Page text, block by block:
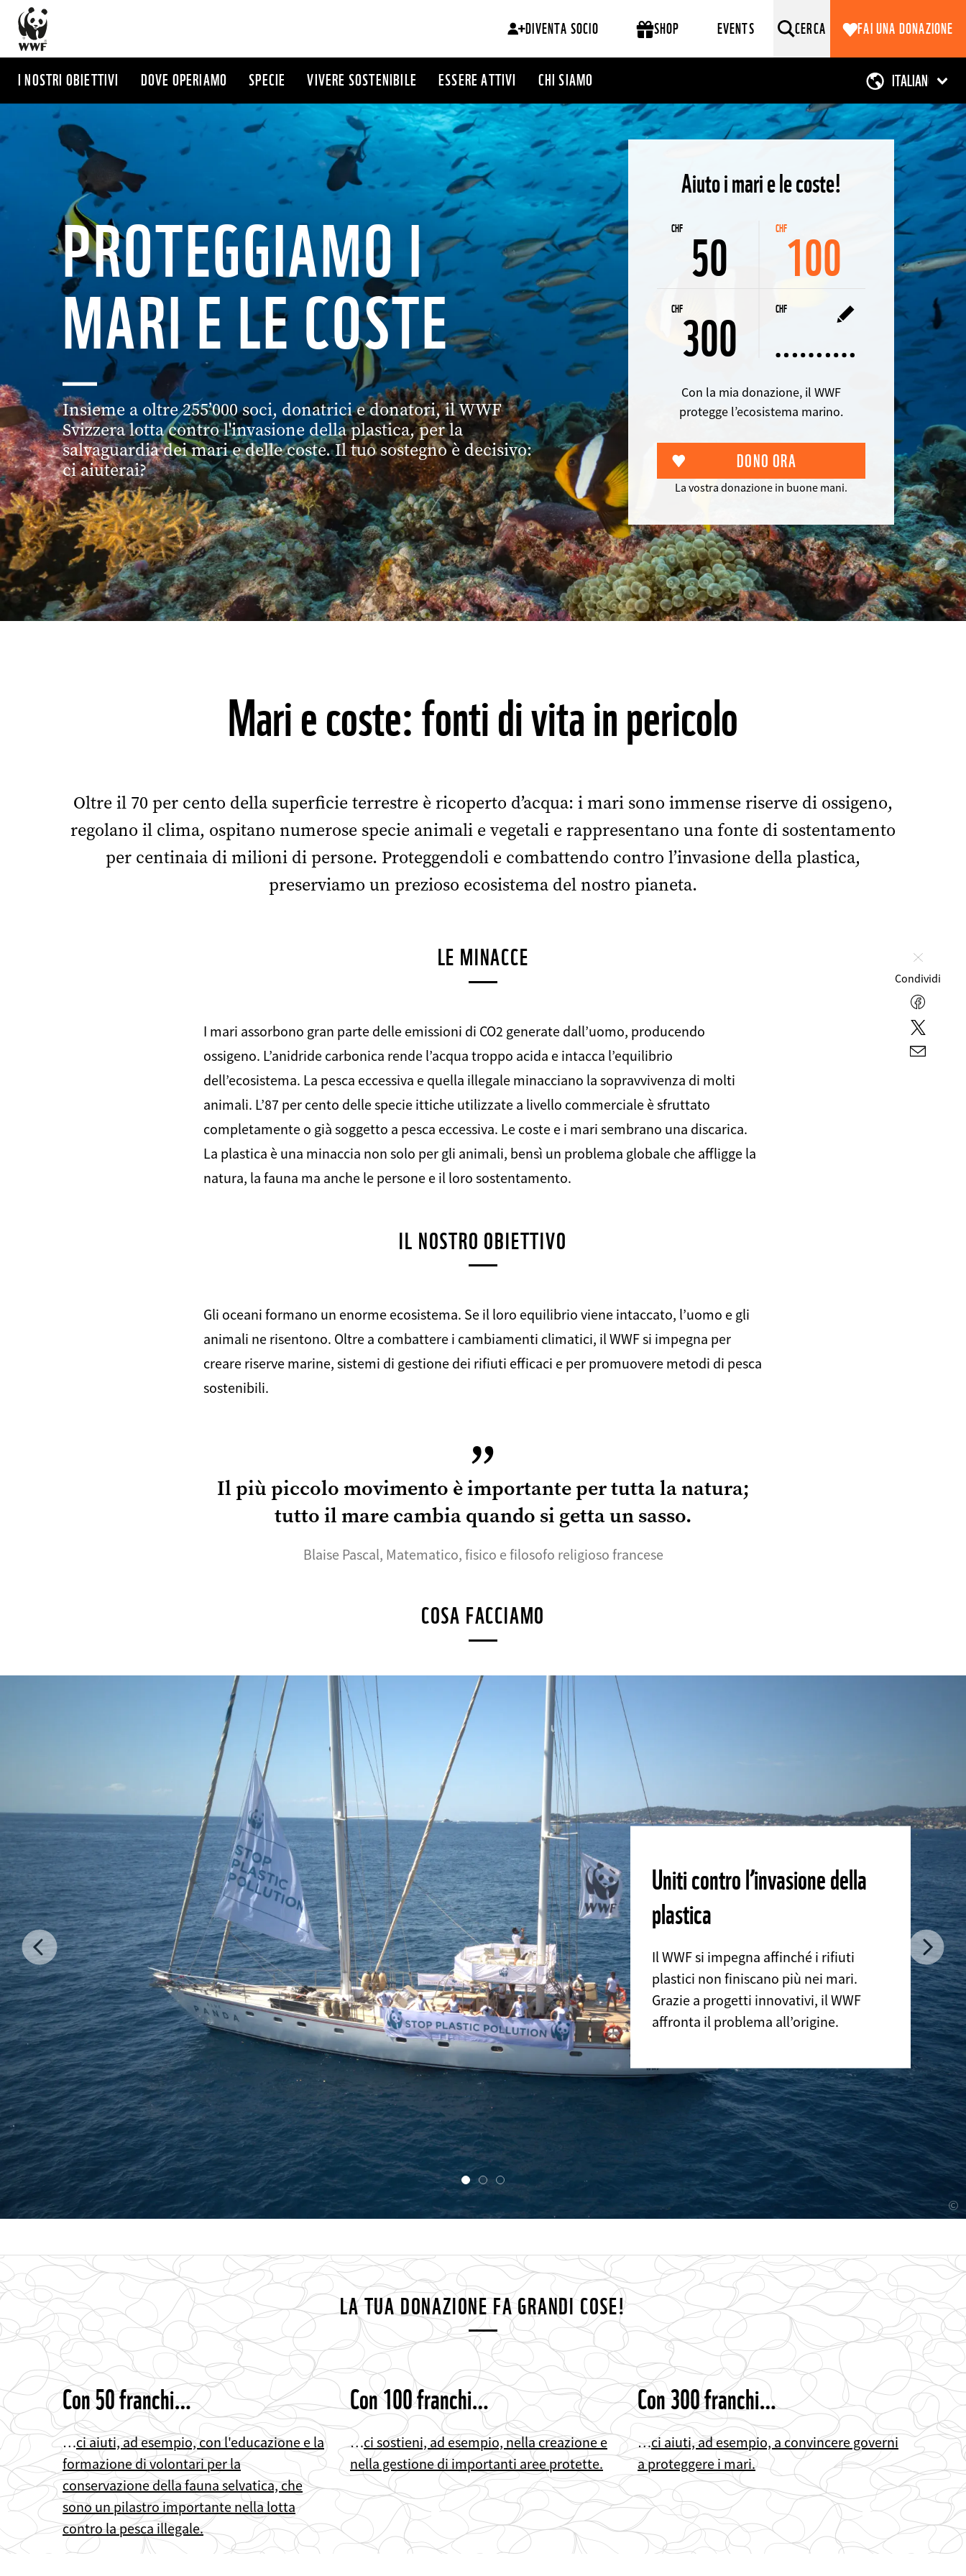
Salta
contenuto
principale
DIVENTA SOCIO SHOP EVENTS CERCA FAI UNA DONAZIONE
I NOSTRI OBIETTIVI DOVE OPERIAMO SPECIE VIVERE SOSTENIBILE ESSERE ATTIVI CHI SIAMO
PROTEGGIAMO I
MARI E LE COSTE
Insieme a oltre 255’000 soci, donatrici e donatori, il WWF
Svizzera lotta contro l'invasione della plastica, per la
salvaguardia dei mari e delle coste. Il tuo sostegno è decisivo:
ci aiuterai?
Aiuto i mari e le coste!
CHF 50 CHF100
CHF300 300CHF
Altro
Con la mia donazione, il WWF
protegge l’ecosistema marino.
La vostra donazione in buone mani.
Mari e coste: fonti di vita in pericolo
Oltre il 70 per cento della superficie terrestre è ricoperto d’acqua: i mari sono immense riserve di ossigeno,
regolano il clima, ospitano numerose specie animali e vegetali e rappresentano una fonte di sostentamento
per centinaia di milioni di persone. Proteggendoli e combattendo contro l’invasione della plastica,
preserviamo un prezioso ecosistema del nostro pianeta.
LE MINACCE
I mari assorbono gran parte delle emissioni di CO2 generate dall’uomo, producendo
ossigeno. L’anidride carbonica rende l’acqua troppo acida e intacca l’equilibrio
dell’ecosistema. La pesca eccessiva e quella illegale minacciano la sopravvivenza di molti
animali. L’87 per cento delle specie ittiche utilizzate a livello commerciale è sfruttato
completamente o già soggetto a pesca eccessiva. Le coste e i mari sembrano una discarica.
La plastica è una minaccia non solo per gli animali, bensì un problema globale che affligge la
natura, la fauna ma anche le persone e il loro sostentamento.
IL NOSTRO OBIETTIVO
Gli oceani formano un enorme ecosistema. Se il loro equilibrio viene intaccato, l’uomo e gli
animali ne risentono. Oltre a combattere i cambiamenti climatici, il WWF si impegna per
creare riserve marine, sistemi di gestione dei rifiuti efficaci e per promuovere metodi di pesca
sostenibili.
Il più piccolo movimento è importante per tutta la natura;
tutto il mare cambia quando si getta un sasso.
Blaise Pascal, Matematico, fisico e filosofo religioso francese
COSA FACCIAMO
©
Uniti contro l’invasione della
plastica
Il WWF si impegna affinché i rifiuti
plastici non finiscano più nei mari.
Grazie a progetti innovativi, il WWF
affronta il problema all’origine.
Previous
LA TUA DONAZIONE FA GRANDI COSE!
Con 50 franchi…
…ci aiuti, ad esempio, con l'educazione e la
formazione di volontari per la
conservazione della fauna selvatica, che
sono un pilastro importante nella lotta
contro la pesca illegale.
Con 100 franchi…
…ci sostieni, ad esempio, nella creazione e
nella gestione di importanti aree protette.
Con 300 franchi…
…ci aiuti, ad esempio, a convincere governi
a proteggere i mari.
Chiudi
Condividi
Twitter
E-